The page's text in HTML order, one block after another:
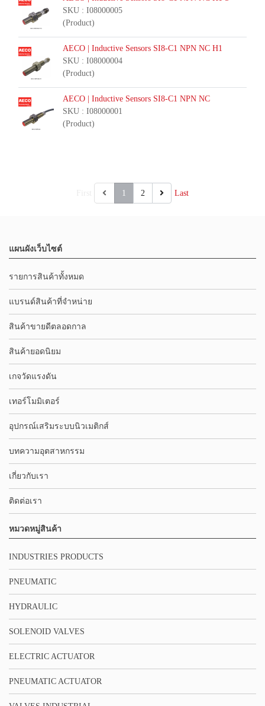
SKU : I08000005
(Product)
AECO | Inductive Sensors SI8-C1 NPN NC H1
SKU : I08000004
(Product)
AECO | Inductive Sensors SI8-C1 NPN NC
SKU : I08000001
(Product)
1 2 Last
แผนผังเว็บไซต์
รายการสินค้าทั้งหมด
แบรนด์สินค้าที่จำหน่าย
สินค้าขายดีตลอดกาล
สินค้ายอดนิยม
เกจวัดแรงดัน
เทอร์โมมิเตอร์
อุปกรณ์เสริมระบบนิวเมติกส์
บทความอุตสาหกรรม
เกี่ยวกับเรา
ติดต่อเรา
หมวดหมู่สินค้า
INDUSTRIES PRODUCTS
PNEUMATIC
HYDRAULIC
SOLENOID VALVES
ELECTRIC ACTUATOR
PNEUMATIC ACTUATOR